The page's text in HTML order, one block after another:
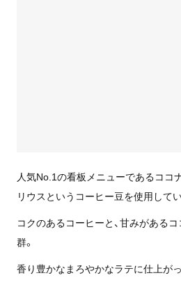
人気No.1の看板メニューであるココ
リウスというコーヒー豆を使用してい
コクのあるコーヒーと、甘みがある
群。
香り豊かなまろやかなラテに仕上がっ